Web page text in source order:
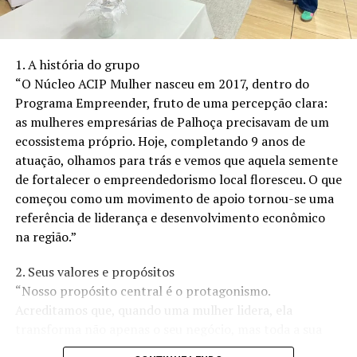
diretamente ao preço da criptomoeda no mercado. A
sua negociação na bolsa é semelhante ao mercado de
que investidores comprem e vendam as ações do fundo
durante o horário de negociação.
Dentre os benefícios para quem investe em Etherium
está a segurança de ter algo regulamentado e seguro,
além de trazer para a carteira de cliente que aposta nos
investimentos tradicionais uma diversificação em seu
portifólio. Ele terá um perfil de risco diferente do
Bitcoin e de outros ativos tradicionais.
exposição ao Ethereum sem precisar lidar com a
compra, armazenamento seguro e gestão de chaves
A negociação de ETFs de Ethereum no mercado das
1. A história do grupo
“O Núcleo ACIP Mulher nasceu em 2017, dentro do
Programa Empreender, fruto de uma percepção clara:
as mulheres empresárias de Palhoça precisavam de um
ecossistema próprio. Hoje, completando 9 anos de
atuação, olhamos para trás e vemos que aquela semente
de fortalecer o empreendedorismo local floresceu. O que
começou como um movimento de apoio tornou-se uma
referência de liderança e desenvolvimento econômico
na região.”
2. Seus valores e propósitos
“Nosso propósito central é o protagonismo.
Acreditamos que, quando uma mulher lidera, ela
comunidade. Nossos valores são pautados na